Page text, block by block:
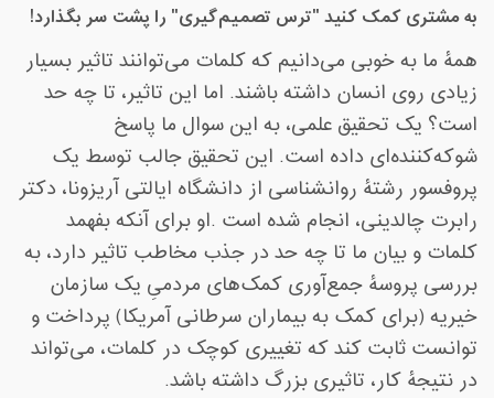
به مشتری کمک کنید "ترس تصمیم‌گیری" را پشت سر بگذارد!
همۀ ما به خوبی می‌دانیم که کلمات می‌توانند تاثیر بسیار
زیادی روی انسان داشته باشند. اما این تاثیر، تا چه حد
است؟ یک تحقیق علمی، به این سوال ما پاسخ
شوکه‌کننده‌ای داده است. این تحقیق جالب توسط یک
پروفسور رشتۀ روانشناسی از دانشگاه ایالتی آریزونا، دکتر
رابرت چالدینی، انجام شده است .او برای آنکه بفهمد
کلمات و بیان ما تا چه حد در جذب مخاطب تاثیر دارد، به
بررسی پروسۀ جمع‌آوری کمک‌های مردمیِ یک سازمان
خیریه (برای کمک به بیماران سرطانی آمریکا) پرداخت و
توانست ثابت کند که تغییری کوچک در کلمات، می‌تواند
در نتیجۀ کار، تاثیری بزرگ داشته باشد.